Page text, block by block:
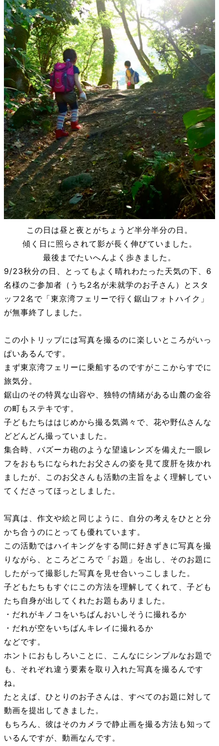
この日は昼と夜とがちょうど半分半分の日。
傾く日に照らされて影が長く伸びていました。
最後までたいへんよく歩きました。
9/23秋分の日、とってもよく晴れわたった天気の下、6
名様のご参加者（うち2名が未就学のお子さん）とスタ
ッフ2名で「東京湾フェリーで行く鋸山フォトハイク」
が無事終了しました。
この小トリップには写真を撮るのに楽しいところがいっ
ぱいあるんです。
まず東京湾フェリーに乗船するのですがここからすでに
旅気分。
鋸山のその特異な山容や、独特の情緒がある山麓の金谷
の町もステキです。
子どもたちははじめから撮る気満々で、花や野仏さんな
どどんどん撮っていました。
集合時、バズーカ砲のような望遠レンズを備えた一眼レ
フをおもちになられたお父さんの姿を見て度肝を抜かれ
ましたが、このお父さんも活動の主旨をよく理解してい
てくださってほっとしました。
写真は、作文や絵と同じように、自分の考えをひとと分
かち合うのにとっても優れています。
この活動ではハイキングをする間に好きずきに写真を撮
りながら、ところどころで「お題」を出し、そのお題に
したがって撮影した写真を見せ合いっこしました。
子どもたちもすぐにこの方法を理解してくれて、子ども
たち自身が出してくれたお題もありました。
・だれがキノコをいちばんおいしそうに撮れるか
・だれが空をいちばんキレイに撮れるか
などです。
ホントにおもしろいことに、こんなにシンプルなお題で
も、それぞれ違う要素を取り入れた写真を撮るんです
ね。
たとえば、ひとりのお子さんは、すべてのお題に対して
動画を提出してきました。
もちろん、彼はそのカメラで静止画を撮る方法も知って
いるんですが、動画なんです。